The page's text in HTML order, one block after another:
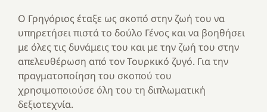
Ο Γρηγόριος έταξε ως σκοπό στην ζωή του να
υπηρετήσει πιστά το δούλο Γένος και να βοηθήσει
με όλες τις δυνάμεις του και με την ζωή του στην
απελευθέρωση από τον Τουρκικό ζυγό. Για την
πραγματοποίηση του σκοπού του
χρησιμοποιούσε όλη του τη διπλωματική
δεξιοτεχνία.